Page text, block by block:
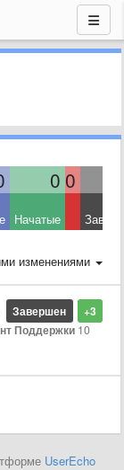
0 0
Начатые
изменениями
+3
Завершен
Поддержки 10
UserEcho